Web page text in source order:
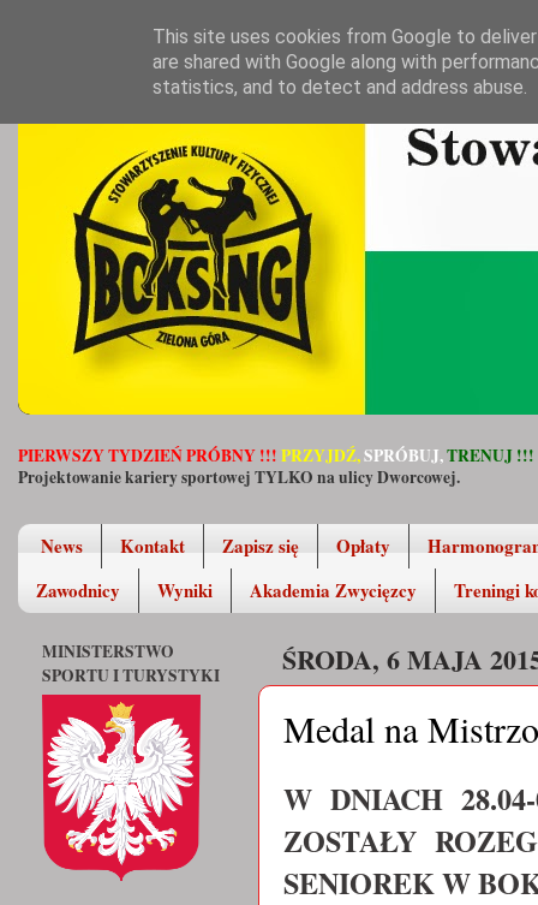
PIERWSZY TYDZIEŃ PRÓBNY !!! PRZYJDŹ,SPRÓBUJ,TRENUJ !!!
Projektowanie kariery sportowej TYLKO na ulicy Dworcowej.
News Kontakt Zapisz się Opłaty
Zawodnicy
Wyniki Akademia Zwycięzcy Treningi
ŚRODA, 6 MAJA
Medal na
W DNIACH
ZOSTAŁY
SENIOREK W
MINISTERSTWO
SPORTU I TURYSTYKI
This site uses cookies from Google to
are shared with Google along with
statistics, and to detect and address abuse.